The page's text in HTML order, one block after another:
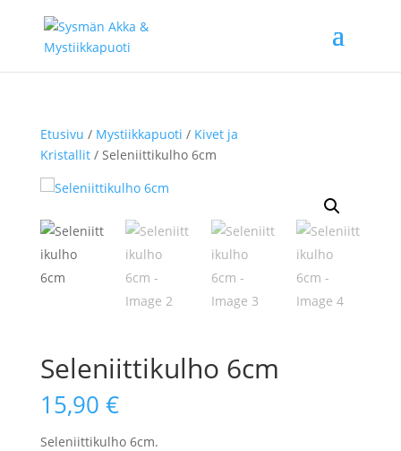
Etusivu / Mystiikkapuoti / Kivet ja
Kristallit/ Seleniittikulho 6cm
Seleniittikulho 6cm
15,90 €
Seleniittikulho 6cm.